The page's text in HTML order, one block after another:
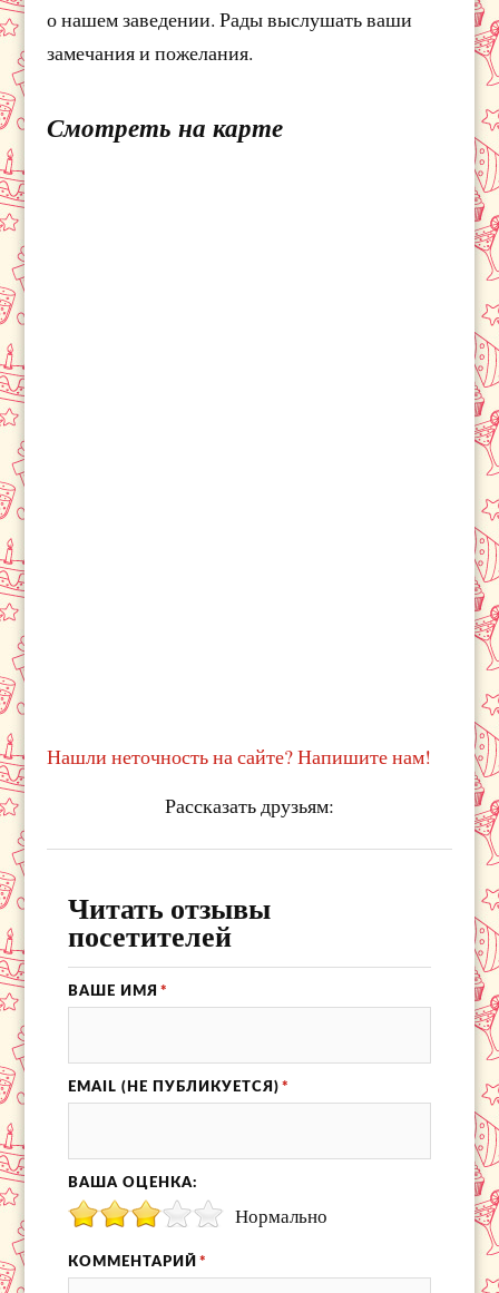
о нашем заведении. Рады выслушать ваши
замечания и пожелания.
Смотреть на карте
Нашли неточность на сайте? Напишите нам!
Рассказать друзьям:
Читать отзывы
посетителей
ВАШЕ ИМЯ *
EMAIL (НЕ ПУБЛИКУЕТСЯ) *
ВАША ОЦЕНКА:
Нормально
КОММЕНТАРИЙ *